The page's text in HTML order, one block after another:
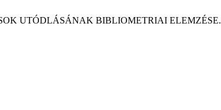
UTÓDLÁSÁNAK BIBLIOMETRIAI ELEMZÉSE.